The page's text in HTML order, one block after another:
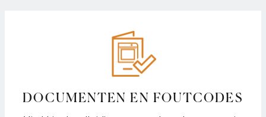
DOCUMENTEN EN FOUTCODES